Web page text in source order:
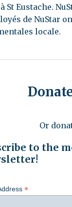
St Eustache.
de NuStar
locale.
Or
to the
*